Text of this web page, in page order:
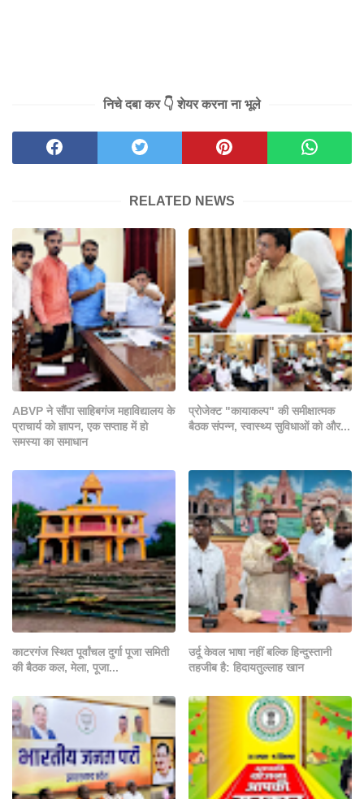
निचे दबा कर 👇 शेयर करना ना भूले
RELATED NEWS
ABVP ने सौंपा साहिबगंज महाविद्यालय के
प्राचार्य को ज्ञापन, एक सप्ताह में हो
समस्या का समाधान
प्रोजेक्ट "कायाकल्प" की समीक्षात्मक
बैठक संपन्न, स्वास्थ्य सुविधाओं को और...
काटरगंज स्थित पूर्वांचल दुर्गा पूजा समिती
की बैठक कल, मेला, पूजा...
उर्दू केवल भाषा नहीं बल्कि हिन्दुस्तानी
तहजीब है: हिदायतुल्लाह खान